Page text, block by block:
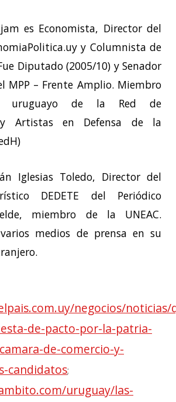
es Economista, Director del
y Columnista de
Diputado (2005/10) y Senador
MPP – Frente Amplio. Miembro
uruguayo de la Red de
y Artistas en Defensa de la
Iglesias Toledo, Director del
DEDETE del Periódico
miembro de la UNEAC.
medios de prensa en su
negocios/noticias/
de-pacto-por-la-patria-
de-comercio-y-
candidatos;
uruguay/las-